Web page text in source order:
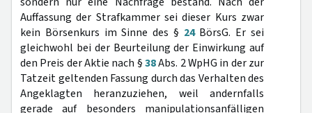
Auffassung der Strafkammer sei dieser Kurs zwar
kein Börsenkurs im Sinne des § 24BörsG. Er sei
gleichwohl bei der Beurteilung der Einwirkung auf
den Preis der Aktie nach §38Abs. 2 WpHG in der zur
Tatzeit geltenden Fassung durch das Verhalten des
Angeklagten heranzuziehen, weil andernfalls
gerade auf besonders manipulationsanfälligen